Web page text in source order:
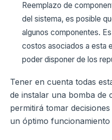
Reemplazo de
del sistema, es posible
algunos componentes.
costos asociados a esta
poder disponer de los
Tener en cuenta todas
de instalar una bomba de
permitirá tomar
un óptimo